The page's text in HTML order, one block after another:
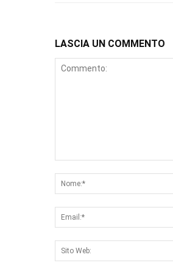
LASCIA UN COMMENTO